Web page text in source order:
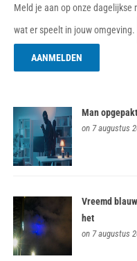
Meld je aan op onze
wat er speelt in jouw omgeving.
Man
on 7 augustus
Vreemd
het
on 7 augustus